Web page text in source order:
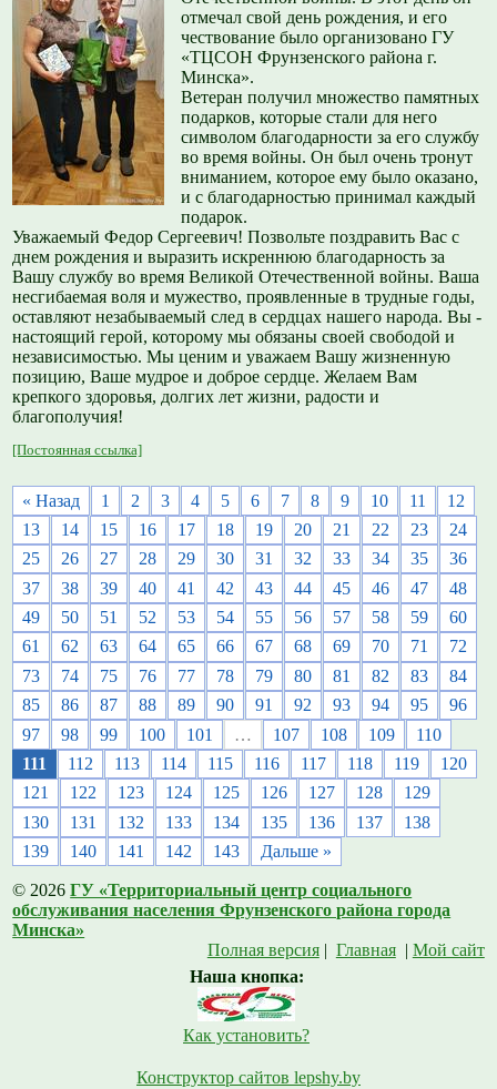
отмечал свой день рождения, и его
чествование было организовано ГУ
«ТЦСОН Фрунзенского района г.
Минска».
Ветеран получил множество памятных
подарков, которые стали для него
символом благодарности за его службу
во время войны. Он был очень тронут
вниманием, которое ему было оказано,
и с благодарностью принимал каждый
подарок.
Уважаемый Федор Сергеевич! Позвольте поздравить Вас с
днем рождения и выразить искреннюю благодарность за
Вашу службу во время Великой Отечественной войны. Ваша
несгибаемая воля и мужество, проявленные в трудные годы,
оставляют незабываемый след в сердцах нашего народа. Вы -
настоящий герой, которому мы обязаны своей свободой и
независимостью. Мы ценим и уважаем Вашу жизненную
позицию, Ваше мудрое и доброе сердце. Желаем Вам
крепкого здоровья, долгих лет жизни, радости и
благополучия!
[Постоянная ссылка]
« Назад 1 2 3 4 5 6 7 8 9 10 11
12
13
14 15 16 17 18 19 20 21 22 23
24
25
26 27 28 29 30 31 32 33 34 35
36
37
38 39 40 41 42 43 44 45 46 47
48
49
50 51 52 53 54 55 56 57 58 59
60
61
62 63 64 65 66 67 68 69 70 71
72
73
74 75 76 77 78 79 80 81 82 83
84
85
86 87 88 89 90 91 92 93 94 95
96
97
98 99 100 101 … 107 108 109
110
111
112 113 114 115 116 117 118 119
120
121
122 123 124 125 126 127 128
129
130
131 132 133 134 135 136 137
138
139
140 141 142 143 Дальше »
© 2026ГУ «Территориальный центр социального
обслуживания населения Фрунзенского района города
Минска»
Полная версия| Главная| Мой сайт
Наша кнопка:
Как установить?
Конструктор сайтов lepshy.by